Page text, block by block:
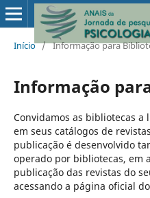
Início / Informação para
Informação
Convidamos as bibliotecas a
em seus catálogos de
publicação é desenvolvido
operado por bibliotecas, em
publicação das revistas do
acessando a página oficial do